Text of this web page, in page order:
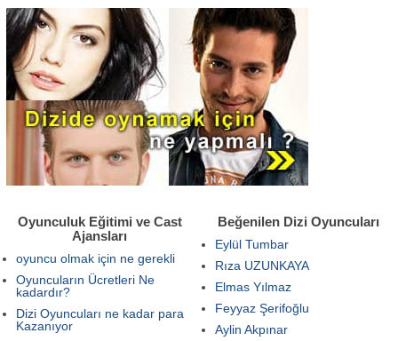
Oyunculuk Eğitimi ve Cast
Ajansları
oyuncu olmak için ne gerekli
Oyuncuların Ücretleri Ne
kadardır?
Dizi Oyuncuları ne kadar para
Kazanıyor
Beğenilen Dizi Oyuncuları
Eylül Tumbar
Rıza UZUNKAYA
Elmas Yılmaz
Feyyaz Şerifoğlu
Aylin Akpınar